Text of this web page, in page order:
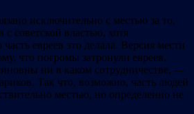
исключительно с местью за то,
с советской властью, хотя
часть евреев это делала. Версия мести
что погромы затронули евреев,
ни в каком сотрудничестве, —
Так что, возможно, часть людей
местью, но определенно не